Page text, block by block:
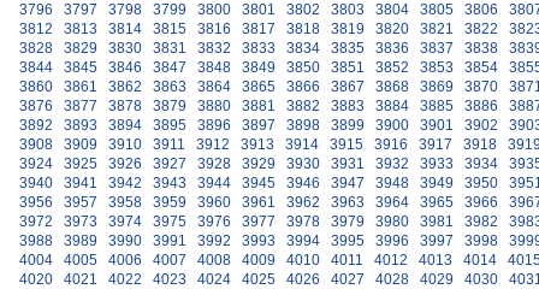
3796
3797 3798 3799 3800 3801 3802 3803 3804 3805 3806
3812
3813 3814 3815 3816 3817 3818 3819 3820 3821 3822
3828
3829 3830 3831 3832 3833 3834 3835 3836 3837 3838
3844
3845 3846 3847 3848 3849 3850 3851 3852 3853 3854
3860
3861 3862 3863 3864 3865 3866 3867 3868 3869 3870
3876
3877 3878 3879 3880 3881 3882 3883 3884 3885 3886
3892
3893 3894 3895 3896 3897 3898 3899 3900 3901 3902
3908
3909 3910 3911 3912 3913 3914 3915 3916 3917 3918
3924
3925 3926 3927 3928 3929 3930 3931 3932 3933 3934
3940
3941 3942 3943 3944 3945 3946 3947 3948 3949 3950
3956
3957 3958 3959 3960 3961 3962 3963 3964 3965 3966
3972
3973 3974 3975 3976 3977 3978 3979 3980 3981 3982
3988
3989 3990 3991 3992 3993 3994 3995 3996 3997 3998
4004
4005 4006 4007 4008 4009 4010 4011 4012 4013 4014
4020
4021 4022 4023 4024 4025 4026 4027 4028 4029 4030